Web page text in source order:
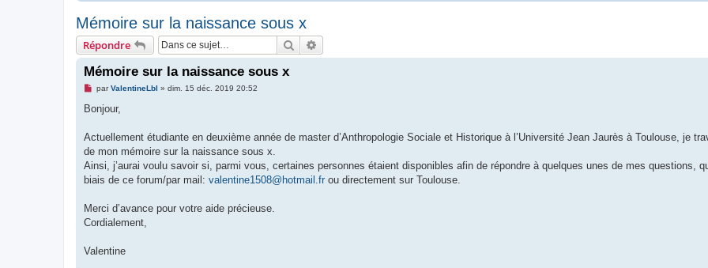
Mémoire sur la naissance sous x
Répondre Rechercher
Mémoire sur la naissance sous x
M
s
g
n
o
l
parValentineLbl » dim. 15 déc. 2019 20:52
Bonjour,
Actuellement étudiante en deuxième année de master d’Anthropologie Sociale et Historique à l’Université Jean Jaurès à Toulouse, je
de mon mémoire sur la naissance sous x.
Ainsi, j’aurai voulu savoir si, parmi vous, certaines personnes étaient disponibles afin de répondre à quelques unes de mes questions,
biais de ce forum/par mail: valentine1508@hotmail.fr ou directement sur Toulouse.
Merci d’avance pour votre aide précieuse.
Cordialement,
Valentine